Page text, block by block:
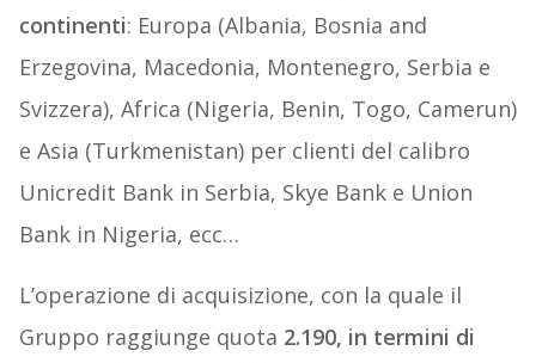
continenti: Europa (Albania, Bosnia and
Erzegovina, Macedonia, Montenegro, Serbia e
Svizzera), Africa (Nigeria, Benin, Togo, Camerun)
e Asia (Turkmenistan) per clienti del calibro
Unicredit Bank in Serbia, Skye Bank e Union
Bank in Nigeria, ecc…
L’operazione di acquisizione, con la quale il
Gruppo raggiunge quota 2.190, in termini di